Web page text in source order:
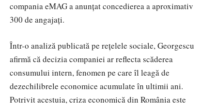
companiaeMAGa anunțat concedierea a aproximativ
300 de angajați.
Într-o analiză publicată pe rețelele sociale, Georgescu
afirmă că decizia companiei ar reflecta scăderea
consumului intern, fenomen pe care îl leagă de
dezechilibrele economice acumulate în ultimii ani.
Potrivit acestuia, criza economică din România este